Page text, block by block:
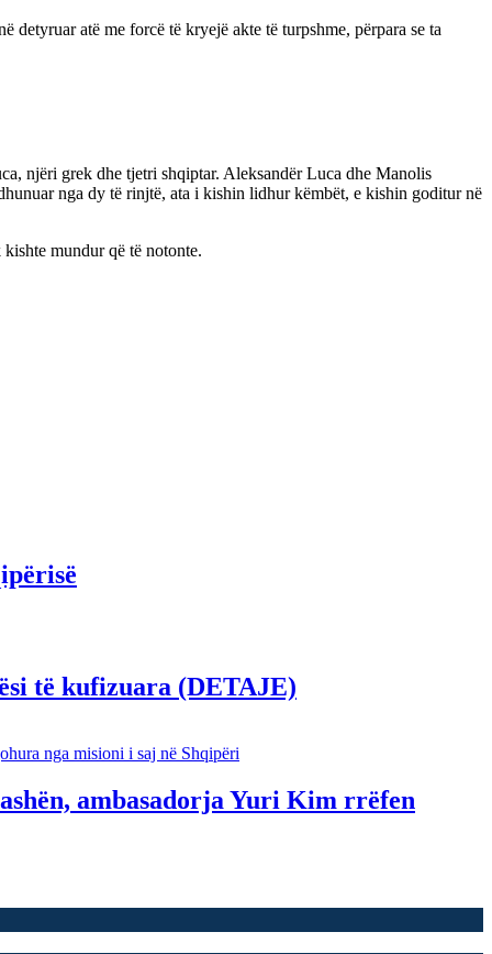
atë me forcë të kryejë akte të turpshme, përpara se ta
njëri grek dhe tjetri shqiptar. Aleksandër Luca dhe Manolis
nga dy të rinjtë, ata i kishin lidhur këmbët, e kishin goditur në
mundur që të notonte.
të kufizuara (DETAJE)
ambasadorja Yuri Kim rrëfen